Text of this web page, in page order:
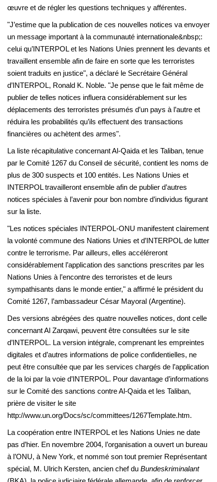
œuvre et de régler les questions techniques y afférentes.
"J’estime que la publication de ces nouvelles notices va envoyer
un message important à la communauté internationale&nbsp;:
celui qu’INTERPOL et les Nations Unies prennent les devants et
travaillent ensemble afin de faire en sorte que les terroristes
soient traduits en justice", a déclaré le Secrétaire Général
d’INTERPOL, Ronald K. Noble. "Je pense que le fait même de
publier de telles notices influera considérablement sur les
déplacements des terroristes présumés d’un pays à l’autre et
réduira les probabilités qu’ils effectuent des transactions
financières ou achètent des armes".
La liste récapitulative concernant Al-Qaida et les Taliban, tenue
par le Comité 1267 du Conseil de sécurité, contient les noms de
plus de 300 suspects et 100 entités. Les Nations Unies et
INTERPOL travailleront ensemble afin de publier d’autres
notices spéciales à l’avenir pour bon nombre d’individus figurant
sur la liste.
"Les notices spéciales INTERPOL-ONU manifestent clairement
la volonté commune des Nations Unies et d’INTERPOL de lutter
contre le terrorisme. Par ailleurs, elles accéléreront
considérablement l’application des sanctions prescrites par les
Nations Unies à l’encontre des terroristes et de leurs
sympathisants dans le monde entier," a affirmé le président du
Comité 1267, l’ambassadeur César Mayoral (Argentine).
Des versions abrégées des quatre nouvelles notices, dont celle
concernant Al Zarqawi, peuvent être consultées sur le site
d’INTERPOL. La version intégrale, comprenant les empreintes
digitales et d’autres informations de police confidentielles, ne
peut être consultée que par les services chargés de l’application
de la loi par la voie d’INTERPOL. Pour davantage d’informations
sur le Comité des sanctions contre Al-Qaida et les Taliban,
prière de visiter le site
http://www.un.org/Docs/sc/committees/1267Template.htm.
La coopération entre INTERPOL et les Nations Unies ne date
pas d’hier. En novembre 2004, l’organisation a ouvert un bureau
à l’ONU, à New York, et nommé son tout premier Représentant
spécial, M. Ulrich Kersten, ancien chef du Bundeskriminalant